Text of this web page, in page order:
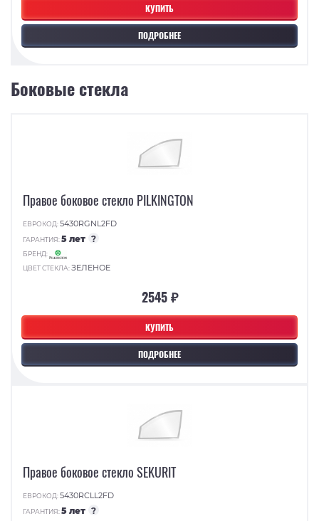
КУПИТЬ
ПОДРОБНЕЕ
Боковые стекла
КУПИТЬ
ПОДРОБНЕЕ
Правое боковое стекло PILKINGTON
ЕВРОКОД:5430RGNL2FD
ГАРАНТИЯ:5 лет ?
БРЕНД:
ЦВЕТ СТЕКЛА:ЗЕЛЕНОЕ
2545 ₽
Правое боковое стекло SEKURIT
ЕВРОКОД:5430RCLL2FD
ГАРАНТИЯ:5 лет ?